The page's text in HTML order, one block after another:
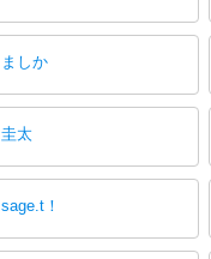
ましか
圭太
sage.t！